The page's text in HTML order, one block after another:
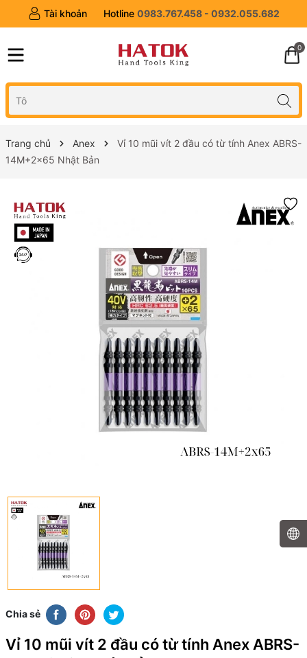
Tài khoản Hotline 0983.767.458 - 0932.055.682
0
Trang chủ Anex
Vỉ 10 mũi vít 2 đầu có từ tính Anex ABRS-
14M+2x65 Nhật Bản
Chia sẻ
Vỉ 10 mũi vít 2 đầu có từ tính Anex ABRS-